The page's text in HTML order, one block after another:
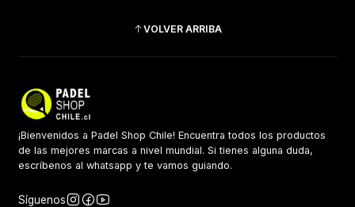
VOLVER ARRIBA
¡Bienvenidos a Padel Shop Chile! Encuentra todos los productos
de las mejores marcas a nivel mundial. Si tienes alguna duda,
escríbenos al whatsapp y te vamos guiando.
Síguenos